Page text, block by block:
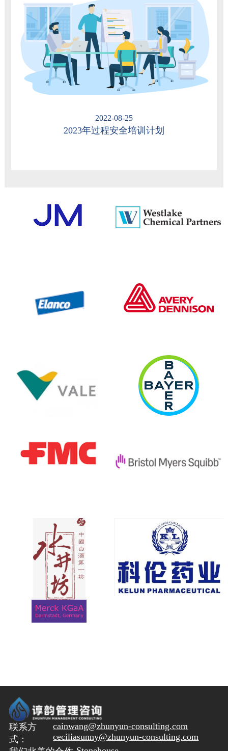
2022-08-25
2023年过程安全培训计划
联系方
式：
cainwang@zhunyun-consulting.com
ceciliasunny@zhunyun-consulting.com